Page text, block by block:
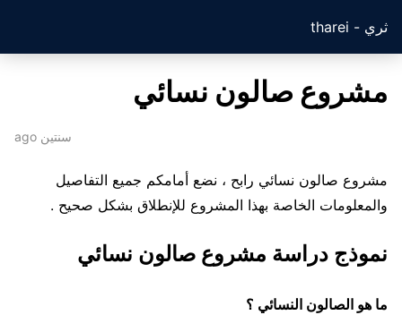
ثري - tharei
مشروع صالون نسائي
سنتين ago
مشروع صالون نسائي رابح ، نضع أمامكم جميع التفاصيل
والمعلومات الخاصة بهذا المشروع للإنطلاق بشكل صحيح .
نموذج دراسة مشروع صالون نسائي
ما هو الصالون النسائي ؟